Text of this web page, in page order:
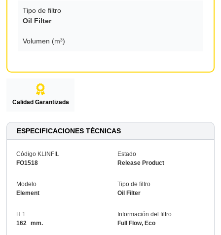
Tipo de filtro
Oil Filter
Volumen (m³)
Calidad Garantizada
ESPECIFICACIONES TÉCNICAS
Código KLINFIL
FO1518
Estado
Release Product
Modelo
Element
Tipo de filtro
Oil Filter
H 1
162
mm.
Información del filtro
Full Flow, Eco